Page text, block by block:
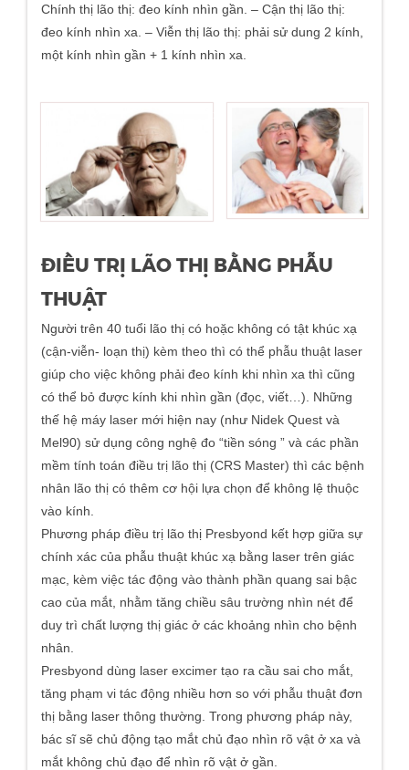
Chính thị lão thị: đeo kính nhìn gần. – Cận thị lão thị:
đeo kính nhìn xa. – Viễn thị lão thị: phải sử dung 2 kính,
một kính nhìn gần + 1 kính nhìn xa.
ĐIỀU TRỊ LÃO THỊ BẰNG PHẪU
THUẬT
Người trên 40 tuổi lão thị có hoặc không có tật khúc xạ
(cận-viễn- loạn thị) kèm theo thì có thể phẫu thuật laser
giúp cho việc không phải đeo kính khi nhìn xa thì cũng
có thể bỏ được kính khi nhìn gần (đọc, viết…). Những
thế hệ máy laser mới hiện nay (như Nidek Quest và
Mel90) sử dụng công nghệ đo “tiền sóng ” và các phần
mềm tính toán điều trị lão thị (CRS Master) thì các bệnh
nhân lão thị có thêm cơ hội lựa chọn để không lệ thuộc
vào kính.
Phương pháp điều trị lão thị Presbyond kết hợp giữa sự
chính xác của phẫu thuật khúc xạ bằng laser trên giác
mạc, kèm việc tác động vào thành phần quang sai bậc
cao của mắt, nhằm tăng chiều sâu trường nhìn nét để
duy trì chất lượng thị giác ở các khoảng nhìn cho bệnh
nhân.
Presbyond dùng laser excimer tạo ra cầu sai cho mắt,
tăng phạm vi tác động nhiều hơn so với phẫu thuật đơn
thị bằng laser thông thường. Trong phương pháp này,
bác sĩ sẽ chủ động tạo mắt chủ đạo nhìn rõ vật ở xa và
mắt không chủ đạo để nhìn rõ vật ở gần.